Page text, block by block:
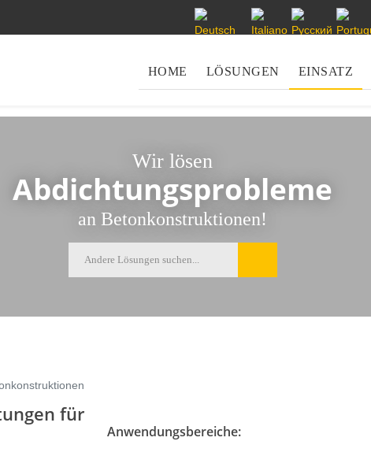
Sprache auswählen
HOME LÖSUNGEN EINSATZ
Wir lösen
Abdichtungsprobleme
an Betonkonstruktionen!
für
Anwendungsbereiche: